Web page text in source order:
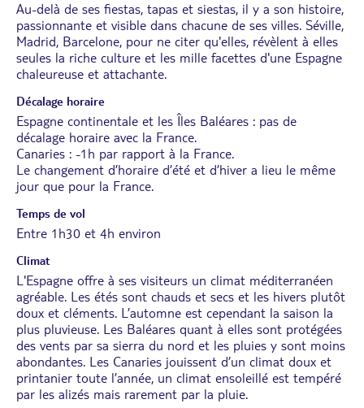
Au-delà de ses fiestas, tapas et siestas, il y a son histoire,
passionnante et visible dans chacune de ses villes. Séville,
Madrid, Barcelone, pour ne citer qu'elles, révèlent à elles
seules la riche culture et les mille facettes d'une Espagne
chaleureuse et attachante.
Décalage horaire
Espagne continentale et les Îles Baléares : pas de
décalage horaire avec la France.
Canaries : -1h par rapport à la France.
Le changement d’horaire d’été et d’hiver a lieu le même
jour que pour la France.
Temps de vol
Entre 1h30 et 4h environ
Climat
L'Espagne offre à ses visiteurs un climat méditerranéen
agréable. Les étés sont chauds et secs et les hivers plutôt
doux et cléments. L’automne est cependant la saison la
plus pluvieuse. Les Baléares quant à elles sont protégées
des vents par sa sierra du nord et les pluies y sont moins
abondantes. Les Canaries jouissent d’un climat doux et
printanier toute l’année, un climat ensoleillé est tempéré
par les alizés mais rarement par la pluie.